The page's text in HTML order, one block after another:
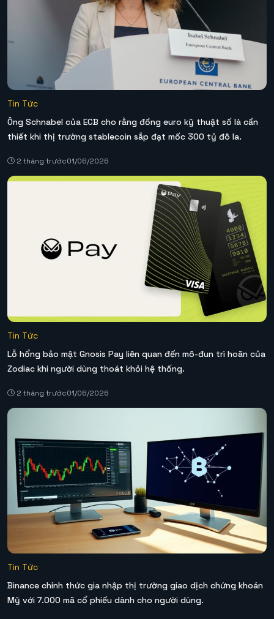
Tin Tức
Ông Schnabel của ECB cho rằng đồng euro kỹ thuật số là cần
thiết khi thị trường stablecoin sắp đạt mốc 300 tỷ đô la.
2 tháng trước01/06/2026
Tin Tức
Lỗ hổng bảo mật Gnosis Pay liên quan đến mô-đun trì hoãn của
Zodiac khi người dùng thoát khỏi hệ thống.
2 tháng trước01/06/2026
Tin Tức
Binance chính thức gia nhập thị trường giao dịch chứng khoán
Mỹ với 7.000 mã cổ phiếu dành cho người dùng.